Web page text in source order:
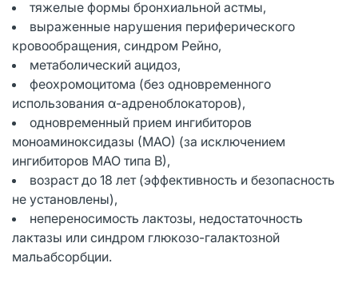
тяжелые формы бронхиальной астмы,
выраженные нарушения периферического
кровообращения, синдром Рейно,
метаболический ацидоз,
феохромоцитома (без одновременного
использования α-адреноблокаторов),
одновременный прием ингибиторов
моноаминоксидазы (МАО) (за исключением
ингибиторов МАО типа В),
возраст до 18 лет (эффективность и безопасность
не установлены),
непереносимость лактозы, недостаточность
лактазы или синдром глюкозо-галактозной
мальабсорбции.